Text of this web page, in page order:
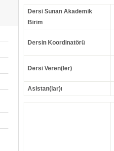
Dersi Sunan Akademik
Birim
Dersin Koordinatörü
Dersi Veren(ler)
Asistan(lar)ı